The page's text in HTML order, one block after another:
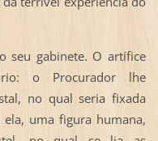
seu gabinete. O artífice
o Procurador lhe
no qual seria fixada
uma figura humana,